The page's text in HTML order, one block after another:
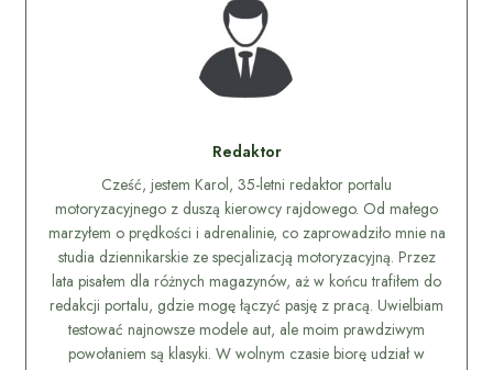
Redaktor
Cześć, jestem Karol, 35-letni redaktor portalu
motoryzacyjnego z duszą kierowcy rajdowego. Od małego
marzyłem o prędkości i adrenalinie, co zaprowadziło mnie na
studia dziennikarskie ze specjalizacją motoryzacyjną. Przez
lata pisałem dla różnych magazynów, aż w końcu trafiłem do
redakcji portalu, gdzie mogę łączyć pasję z pracą. Uwielbiam
testować najnowsze modele aut, ale moim prawdziwym
powołaniem są klasyki. W wolnym czasie biorę udział w